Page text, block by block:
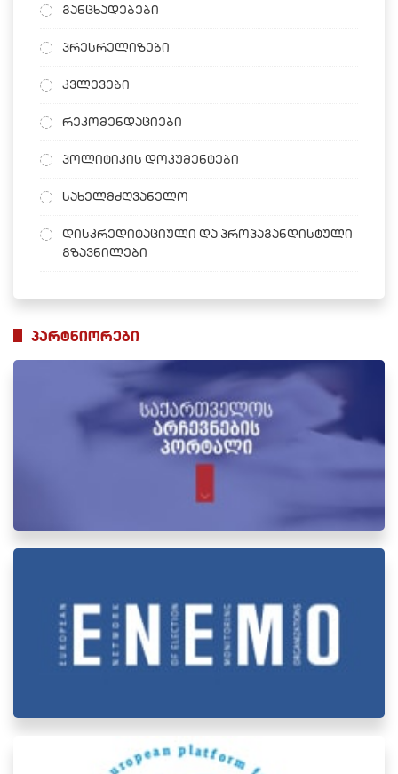
განცხადებები
პრესრელიზები
კვლევები
რეკომენდაციები
პოლიტიკის დოკუმენტები
სახელმძღვანელო
დისკრედიტაციული და პროპაგანდისტული
გზავნილები
პარტნიორები